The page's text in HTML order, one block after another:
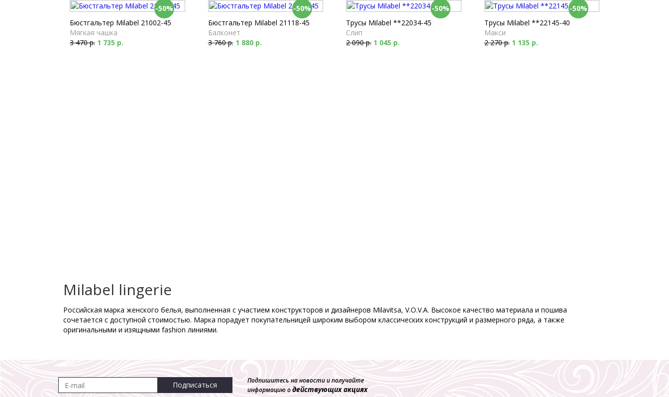
-50%
Бюстгальтер Milabel 21002-45
Мягкая чашка
3 470 р. 1 735 р.
-50%
Бюстгальтер Milabel 21118-45
Балконет
3 760 р. 1 880 р.
-50%
Трусы Milabel **22034-45
Слип
2 090 р. 1 045 р.
-50%
Трусы Milabel **22145-40
Макси
2 270 р. 1 135 р.
Milabel lingerie
Российская марка женского белья, выполненная с участием конструкторов и дизайнеров Milavitsa, V.O.V.A. Высокое качество материала и пошива
сочетается с доступной стоимостью. Марка порадует покупательницей широким выбором классических конструкций и размерного ряда, а также
оригинальными и изящными fashion линиями.
Подписаться
Подпишитесь на новости и получайте
информацию одействующих акциях